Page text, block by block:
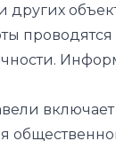
проводятся